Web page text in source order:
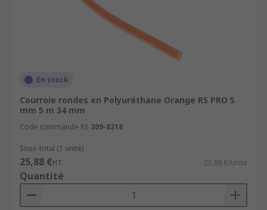
En stock
Courroie rondes en Polyuréthane Orange RS PRO 5
mm 5 m 34 mm
Code commande RS 309-8218
Sous-total (1 unité)
25,88 €HT 25,88 €/unité
Quantité